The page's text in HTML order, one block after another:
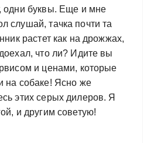
одни буквы. Еще и мне
слушай, тачка почти та
растет как на дрожжах,
что ли? Идите вы
и ценами, которые
на собаке! Ясно же
этих серых дилеров. Я
и другим советую!